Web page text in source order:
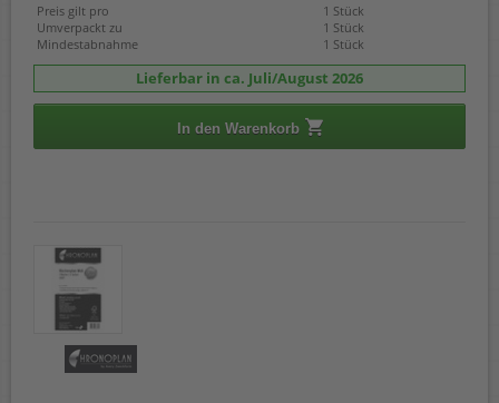
Preis gilt pro
1 Stück
Umverpackt zu
1 Stück
Mindestabnahme
1 Stück
Lieferbar in ca. Juli/August 2026
In den Warenkorb